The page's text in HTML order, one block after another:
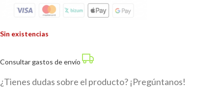
Sin existencias
Consultar gastos de envío
¿Tienes dudas sobre el producto? ¡Pregúntanos!